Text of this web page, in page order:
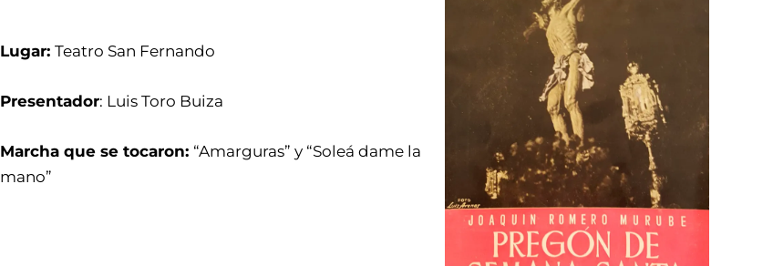
Lugar: Teatro San Fernando
Presentador: Luis Toro Buiza
Marcha que se tocaron: “Amarguras” y “Soleá dame la
mano”